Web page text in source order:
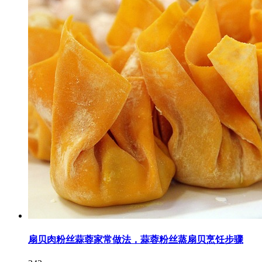
扇贝肉粉丝蒜蓉家常做法，蒜蓉粉丝蒸扇贝烹饪步骤